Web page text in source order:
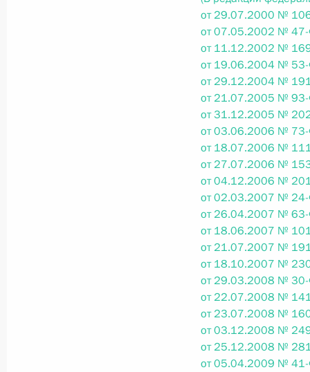
Федеральный закон от
О внесении изменений в статьи 85 и 102
кодекса Российской Федерации
Федеральный закон от
О внесении изменений в Трудовой
Федеральный закон от
О внесении изменений в Федеральный
от 29.07.2000 №
от 07.05.2002 №
от 11.12.2002 №
от 19.06.2004 №
от 29.12.2004 №
от 21.07.2005 №
от 31.12.2005 №
от 03.06.2006 №
от 18.07.2006 №
от 27.07.2006 №
от 04.12.2006 №
от 02.03.2007 №
от 26.04.2007 №
от 18.06.2007 №
от 21.07.2007 №
от 18.10.2007 №
от 29.03.2008 №
от 22.07.2008 №
от 23.07.2008 №
от 03.12.2008 №
от 25.12.2008 №
от 05.04.2009 №